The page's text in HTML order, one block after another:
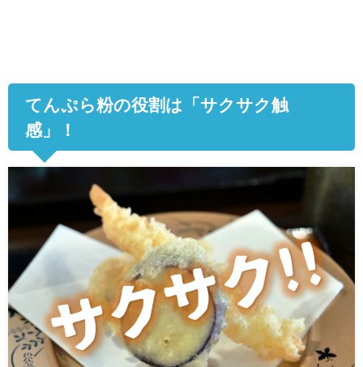
てんぷら粉の役割は「サクサク触
感」！